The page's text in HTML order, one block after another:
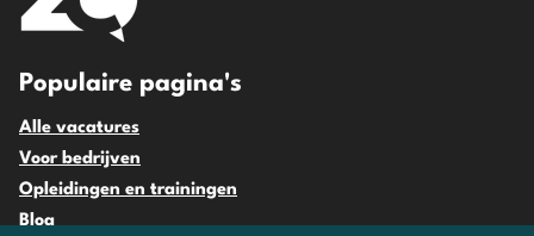
Populaire pagina's
Alle vacatures
Voor bedrijven
Opleidingen en trainingen
Blog